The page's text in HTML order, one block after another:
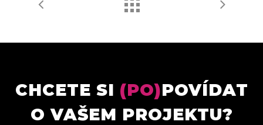
CHCETE SI (PO)POVÍDAT
O VAŠEM PROJEKTU?